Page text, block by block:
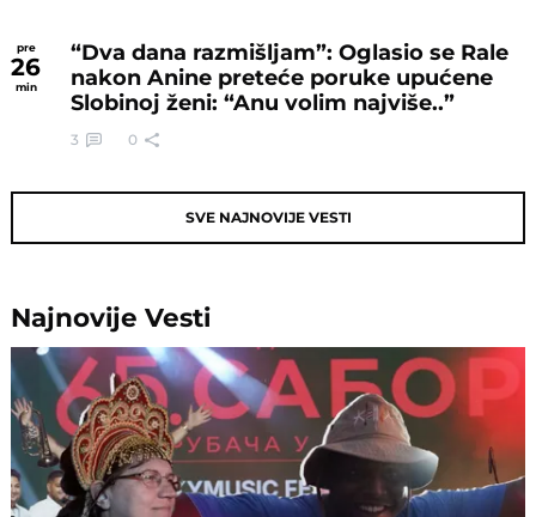
pre
26
min
“Dva dana razmišljam”: Oglasio se Rale
nakon Anine preteće poruke upućene
Slobinoj ženi: “Anu volim najviše..”
3 0
SVE NAJNOVIJE VESTI
NajnovijeVesti